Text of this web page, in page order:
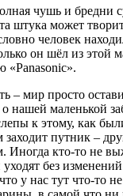
чушь и бредни
штука может
человек
он шёл из этой
«Panasonic».
– мир просто
нашей маленькой
к этому, как
путник –
Иногда кто-то не
уходят без
у нас тут что-то